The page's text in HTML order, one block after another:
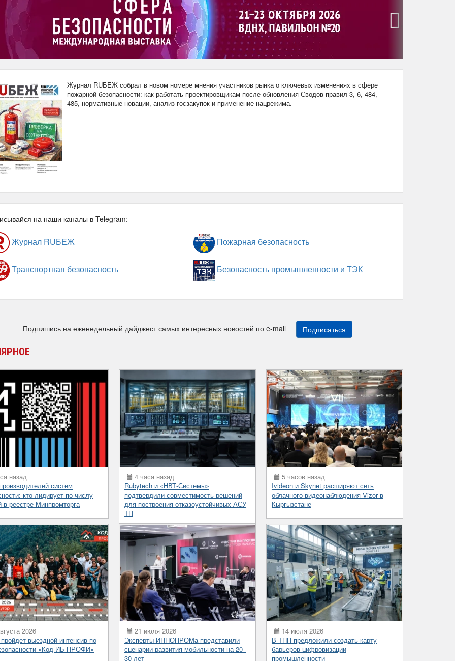
Журнал RUБЕЖ собрал в новом номере мнения участников рынка о ключевых изменениях в сфере
пожарной безопасности: как работать проектировщикам после обновления Сводов правил 3, 6, 484,
485, нормативные новации, анализ госзакупок и применение нацрежима.
на наши каналы в Telegram:
Журнал RUБЕЖ Пожарная безопасность
Транспортная безопасность Безопасность промышленности и ТЭК
Подпишись на еженедельный дайджест самых интересных новостей по e-mail Подписаться
назад
систем
кто лидирует по числу
в реестре Минпромторга
4 часа назад
Rubytech и «НВТ-Системы»
подтвердили совместимость решений
для построения отказоустойчивых АСУ
ТП
5 часов назад
Ivideon и Skynet расширяют сеть
облачного видеонаблюдения Vizor в
Кыргызстане
2026
выездной интенсив по
«Код ИБ ПРОФИ»
21 июля 2026
Эксперты ИННОПРОМа представили
сценарии развития мобильности на 20–
30 лет
14 июля 2026
В ТПП предложили создать карту
барьеров цифровизации
промышленности